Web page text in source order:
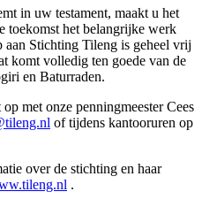
in uw testament, maakt u het
toekomst het belangrijke werk
aan Stichting Tileng is geheel vrij
komt volledig ten goede van de
en Baturraden.
met onze penningmeester Cees
of tijdens kantooruren op
over de stichting en haar
.